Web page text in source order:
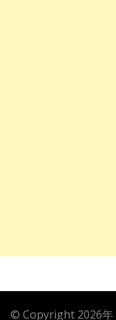
© Copyright 2026年